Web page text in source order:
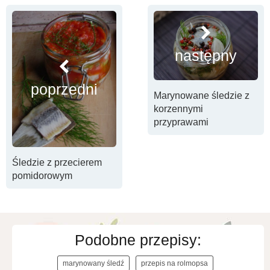
poprzedni
Śledzie z przecierem
pomidorowym
następny
Marynowane śledzie z
korzennymi
przyprawami
Podobne przepisy:
marynowany śledź
przepis na rolmopsa